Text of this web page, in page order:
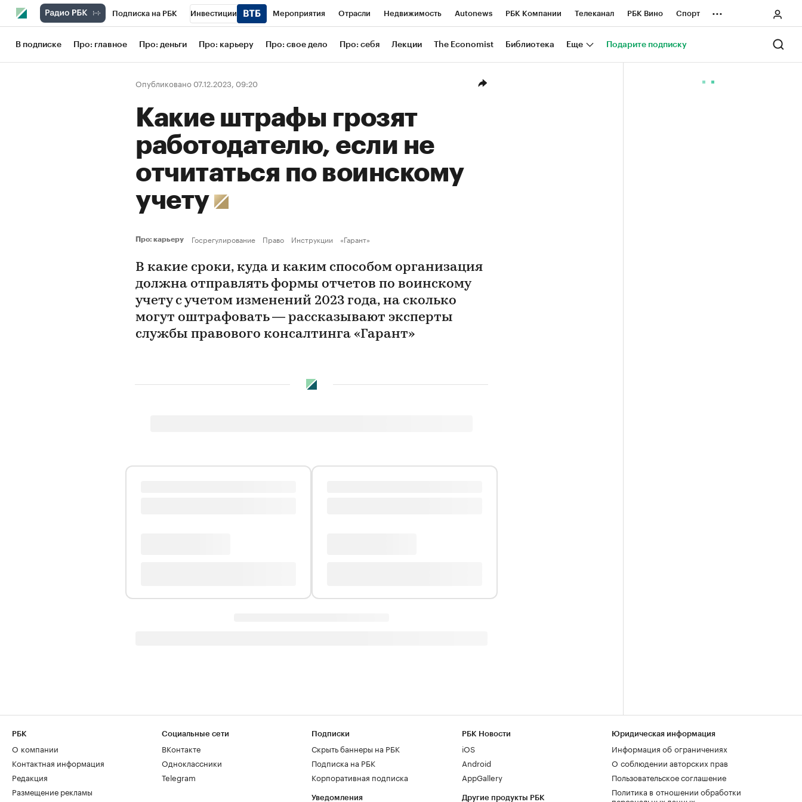
Подписка на РБК Инвестиции Мероприятия Отрасли Недвижимость Autonews РБК Компании Телеканал РБК Вино Спорт
Школа управления РБК РБК Образование РБК Life Тренды Визионеры Национальные проекты Город
Рынок наличной валюты
...
В подписке Про: главное Про: деньги Про: карьеру Про: свое дело Про: себя Лекции The Economist Библиотека Еще Подарите подписку
Опубликовано 07.12.2023, 09:20
Какие штрафы грозят
работодателю, если не
отчитаться по воинскому
учету
Про: карьеру Госрегулирование Право Инструкции «Гарант»
В какие сроки, куда и каким способом организация
должна отправлять формы отчетов по воинскому
учету с учетом изменений 2023 года, на сколько
могут оштрафовать — рассказывают эксперты
службы правового консалтинга «Гарант»
РБК
О компании
Контактная информация
Редакция
Размещение рекламы
Социальные сети
ВКонтакте
Одноклассники
Telegram
Подписки
Скрыть баннеры на РБК
Подписка на РБК
Корпоративная подписка
Уведомления
РБК Новости
iOS
Android
AppGallery
Другие продукты РБК
Юридическая информация
Информация об ограничениях
О соблюдении авторских прав
Пользовательское соглашение
Политика в отношении обработки